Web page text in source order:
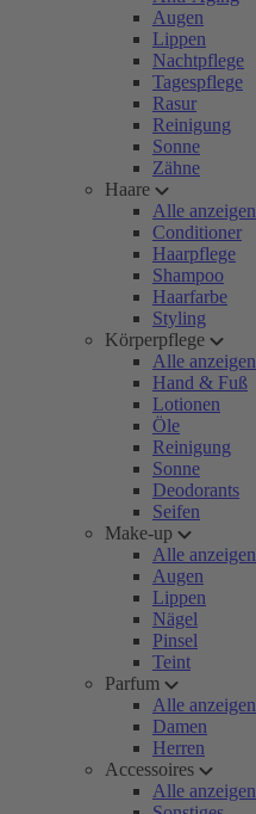
Augen
Lippen
Nachtpflege
Tagespflege
Rasur
Reinigung
Sonne
Zähne
Haare
Alle anzeigen
Conditioner
Haarpflege
Shampoo
Haarfarbe
Styling
Körperpflege
Alle anzeigen
Hand & Fuß
Lotionen
Öle
Reinigung
Sonne
Deodorants
Seifen
Make-up
Alle anzeigen
Augen
Lippen
Nägel
Pinsel
Teint
Parfum
Alle anzeigen
Damen
Herren
Accessoires
Alle anzeigen